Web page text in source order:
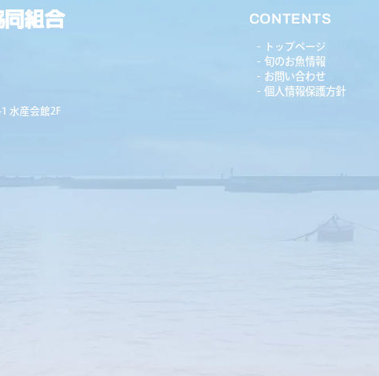
水産会館2F
CONTENTS
トップページ
旬のお魚情報
お問い合わせ
個人情報保護方針